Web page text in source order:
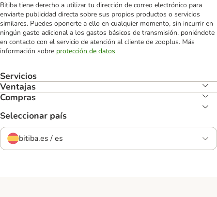
Bitiba tiene derecho a utilizar tu dirección de correo electrónico para
enviarte publicidad directa sobre sus propios productos o servicios
similares. Puedes oponerte a ello en cualquier momento, sin incurrir en
ningún gasto adicional a los gastos básicos de transmisión, poniéndote
en contacto con el servicio de atención al cliente de zooplus. Más
información sobre protección de datos
Servicios
Ventajas
Compras
Seleccionar país
bitiba.es / es